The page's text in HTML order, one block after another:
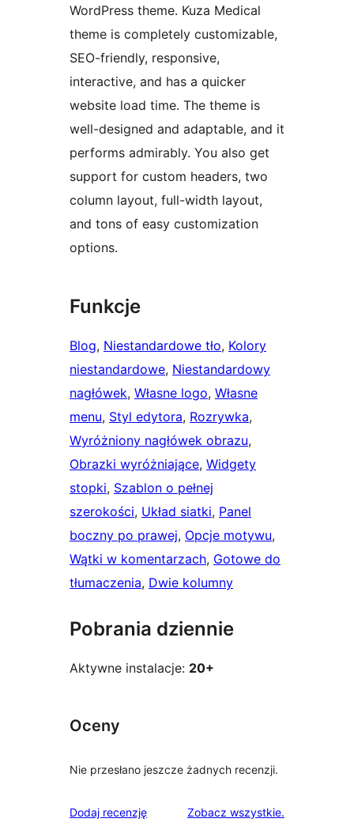
WordPress theme. Kuza Medical
theme is completely customizable,
SEO-friendly, responsive,
interactive, and has a quicker
website load time. The theme is
well-designed and adaptable, and it
performs admirably. You also get
support for custom headers, two
column layout, full-width layout,
and tons of easy customization
options.
Funkcje
Blog, Niestandardowe tło, Kolory
niestandardowe, Niestandardowy
nagłówek, Własne logo, Własne
menu, Styl edytora, Rozrywka
Wyróżniony nagłówek obrazu
Obrazki wyróżniające, Widgety
stopki, Szablon o pełnej
szerokości, Układ siatki, Panel
boczny po prawej, Opcje motywu
Wątki w komentarzach, Gotowe do
tłumaczenia, Dwie kolumny
Pobrania dziennie
Aktywne instalacje: 20+
Oceny
Nie przesłano jeszcze żadnych recenzji.
Dodaj recenzję Zobacz wszystkierecenzje
.